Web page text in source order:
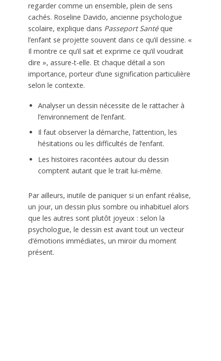
regarder comme un ensemble, plein de sens
cachés. Roseline Davido, ancienne psychologue
scolaire, explique dans Passeport Santéque
l’enfant se projette souvent dans ce qu’il dessine. «
Il montre ce qu’il sait et exprime ce qu’il voudrait
dire », assure-t-elle. Et chaque détail a son
importance, porteur d’une signification particulière
selon le contexte.
Analyser un dessin nécessite de le rattacher à
l’environnement de l’enfant.
Il faut observer la démarche, l’attention, les
hésitations ou les difficultés de l’enfant.
Les histoires racontées autour du dessin
comptent autant que le trait lui-même.
Par ailleurs, inutile de paniquer si un enfant réalise,
un jour, un dessin plus sombre ou inhabituel alors
que les autres sont plutôt joyeux : selon la
psychologue, le dessin est avant tout un vecteur
d’émotions immédiates, un miroir du moment
présent.